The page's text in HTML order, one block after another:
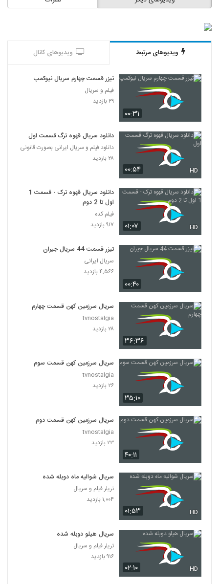
ویدیوهای مرتبط ویدیوهای کانال
۰۰:۳۱
تیزر قسمت چهارم سریال نیوکمپ
فیلم و سریال
۲۹ بازدید
۰۰:۵۴ HD
دانلود سریال قهوه ترگ قسمت اول
دانلود فیلم و سریال ایرانی بصورت قانونی
۲۸ بازدید
۰۱:۰۷ HD
دانلود سریال قهوه ترک - قسمت 1
اول تا 2 دوم
فیلم کده
۹۱۷ بازدید
۰۰:۴۰
تیزر قسمت 44 سریال جیران
سریال ایرانی
۴,۵۶۶ بازدید
۳۶:۳۶
سریال سرزمین کهن قسمت چهارم
tvnostalgia
۲۸ بازدید
۳۵:۱۰
سریال سرزمین کهن قسمت سوم
tvnostalgia
۲۶ بازدید
۴۰:۱۱
سریال سرزمین کهن قسمت دوم
tvnostalgia
۲۳ بازدید
۰۱:۵۳ HD
سریال شوالیه ماه دوبله شده
تریلر فیلم و سریال
۱,۰۰۴ بازدید
۰۲:۱۰ HD
سریال هیلو دوبله شده
تریلر فیلم و سریال
۹۱۶ بازدید